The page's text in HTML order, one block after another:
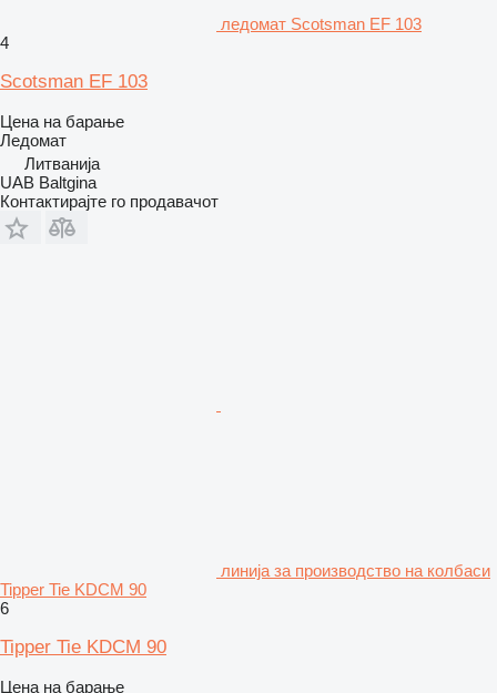
ледомат Scotsman EF 103
4
Scotsman EF 103
Цена на барање
Ледомат
Литванија
UAB Baltgina
Контактирајте го продавачот
линија за производство на колбаси
Tipper Tie KDCM 90
6
Tipper Tie KDCM 90
Цена на барање